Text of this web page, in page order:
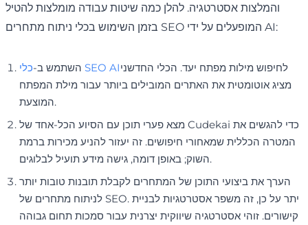
והמלצות אסטרטגיה. להלן כמה שיטות עבודה מומלצות להטיל
בזמן השימוש בכלי ניתוח מתחרים SEO המופעלים על ידי AI:
השתמש ב- כלי SEO AIלחיפוש מילות מפתח יעד. הכלי החדשני
מציג אוטומטית את האתרים המובילים ביותר עבור מילת המפתח
המוצעת.
מצא פערי תוכן עם הסיוע הכל-אחד של Cudekai כדי להגשים את
המטרה הכללית שמאחורי חיפושים. זה יעזור להניע מכירות ברמת
השוק; באופן דומה, גישה מידע תועיל לבלוגים.
הערך את ביצועי התוכן של המתחרים לקבלת תובנות טובות יותר
לניתוח מתחרים של SEO. יתר על כן, זה משפר אסטרטגיות לבניית
קישורים. זוהי אסטרטגיה שיווקית יצרנית עבור סמכות תחום גבוהה